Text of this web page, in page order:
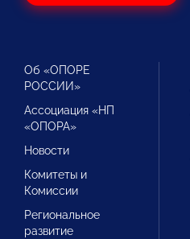
Об «ОПОРЕ
РОССИИ»
Ассоциация «НП
«ОПОРА»
Новости
Комитеты и
Комиссии
Региональное
развитие